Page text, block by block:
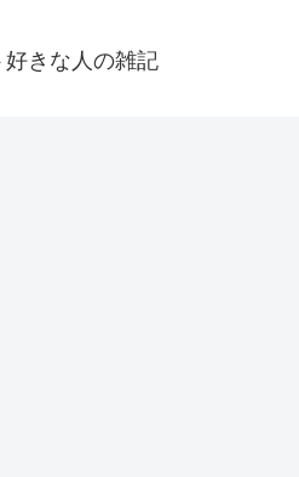
好きな人の雑記